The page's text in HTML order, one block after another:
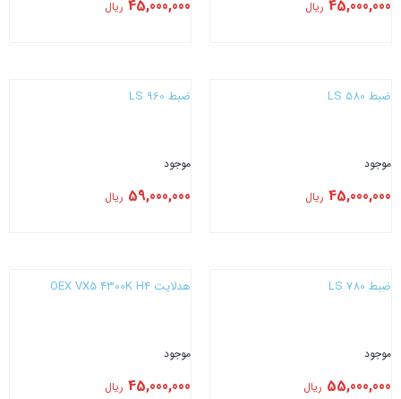
45,000,000 ریال 45,000,000 ریال
ضبط LS 580
موجود
45,000,000 ریال
ضبط LS 960
موجود
59,000,000 ریال
ضبط LS 780
موجود
55,000,000 ریال
هدلایت CONOEX VX5 4300K H4
موجود
45,000,000 ریال